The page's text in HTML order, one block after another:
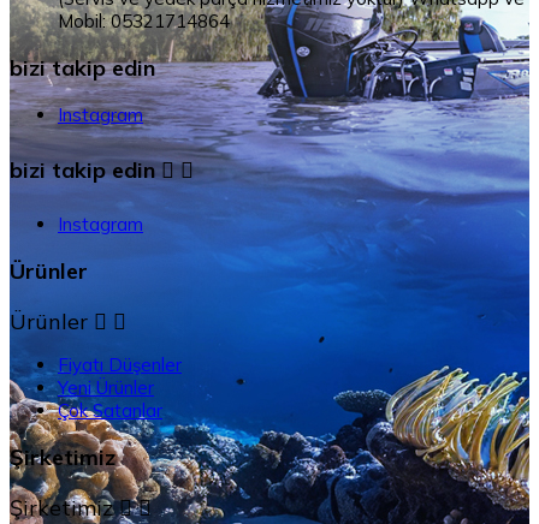
Mobil: 05321714864
bizi takip edin
Instagram
bizi takip edin 
Instagram
Ürünler
Ürünler  
Fiyatı Düşenler
Yeni Ürünler
Çok Satanlar
Şirketimiz
Şirketimiz  